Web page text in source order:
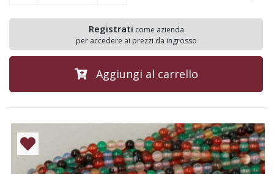
Registrati come azienda
per accedere ai prezzi da ingrosso
Aggiungi al carrello